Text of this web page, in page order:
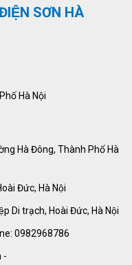
SƠN HÀ
Hà Nội
Hà Đông, Thành Phố Hà
Đức, Hà Nội
Di trạch, Hoài Đức, Hà Nội
0982968786
-